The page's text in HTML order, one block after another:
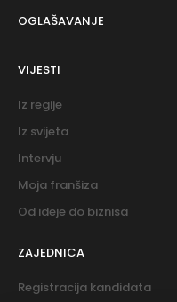
OGLAŠAVANJE
VIJESTI
Iz regije
Iz svijeta
Intervju
Moja franšiza
Od ideje do biznisa
ZAJEDNICA
Registracija kandidata